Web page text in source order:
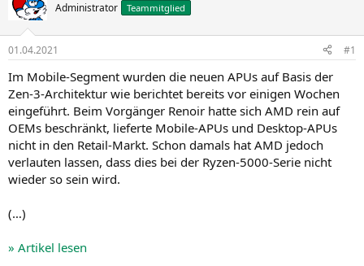
Administrator Teammitglied
01.04.2021 #1
Im Mobile-Segment wurden die neuen APUs auf Basis der
Zen-3-Architektur wie berichtet bereits vor einigen Wochen
eingeführt. Beim Vorgänger Renoir hatte sich AMD rein auf
OEMs beschränkt, lieferte Mobile-APUs und Desktop-APUs
nicht in den Retail-Markt. Schon damals hat AMD jedoch
verlauten lassen, dass dies bei der Ryzen-5000-Serie nicht
wieder so sein wird.
(…)
» Artikel lesen